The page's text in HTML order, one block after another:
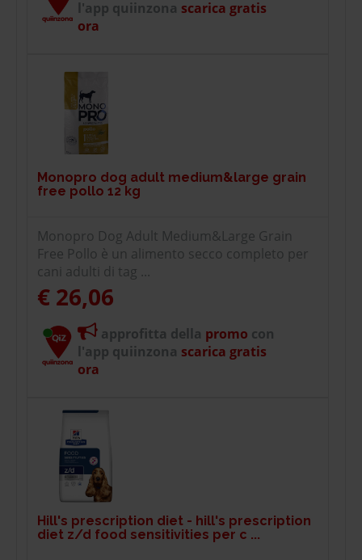
l'app quiinzona scarica gratis
ora
Monopro dog adult medium&large grain
free pollo 12 kg
Monopro Dog Adult Medium&Large Grain
Free Pollo è un alimento secco completo per
cani adulti di tag ...
€ 26,06
approfitta della promo con
l'app quiinzona scarica gratis
ora
Hill's prescription diet - hill's prescription
diet z/d food sensitivities per c ...